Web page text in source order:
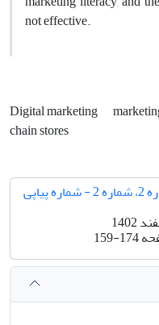
not effective.
Digital marketing
chain stores
دوره 2، شماره 2 - شماره پیاپی
1402
159-174